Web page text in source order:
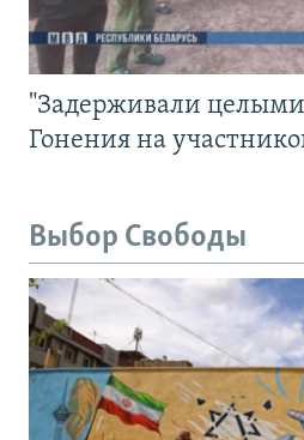
"Задерживали
Гонения на
Выбор Свободы